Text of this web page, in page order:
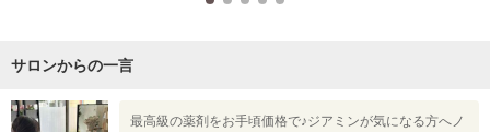
サロンからの一言
最高級の薬剤をお手頃価格で♪ジアミンが気になる方へノ